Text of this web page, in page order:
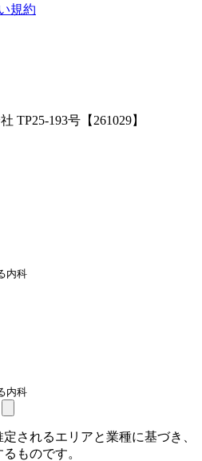
規約
TP25-193号【261029】
内科
内科
されるエリアと業種に基づき、
ものです。